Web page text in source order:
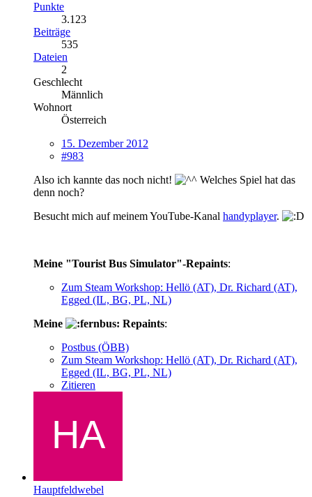
Punkte
3.123
Beiträge
535
Dateien
2
Geschlecht
Männlich
Wohnort
Österreich
15. Dezember 2012
#983
Also ich kannte das noch nicht!
Welches Spiel hat das
denn noch?
Besucht mich auf meinem YouTube-Kanal handyplayer.
Meine "Tourist Bus Simulator"-Repaints:
Zum Steam Workshop: Hellö (AT), Dr. Richard (AT),
Egged (IL, BG, PL, NL)
Meine
Repaints:
Postbus (ÖBB)
Zum Steam Workshop: Hellö (AT), Dr. Richard (AT),
Egged (IL, BG, PL, NL)
Zitieren
Hauptfeldwebel